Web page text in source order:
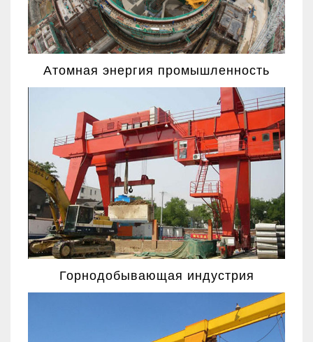
Атомная энергия промышленность
Горнодобывающая индустрия